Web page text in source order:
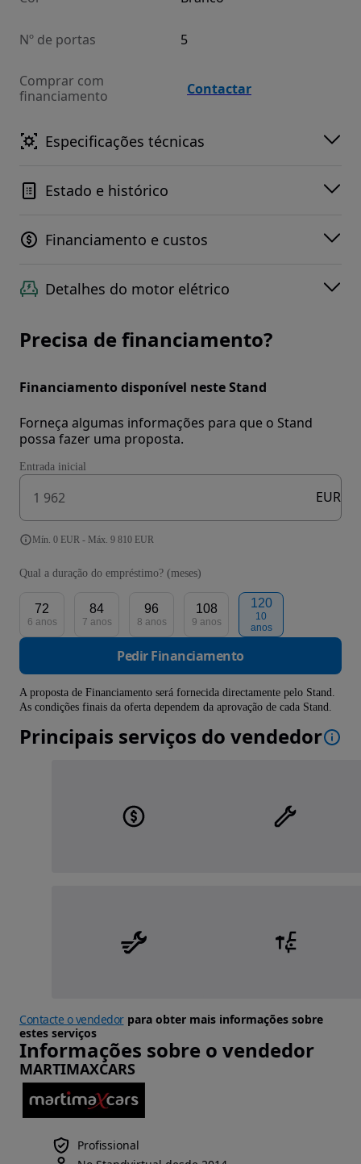
Nº de portas 5
Comprar com
financiamento
Contactar
Especificações técnicas
Estado e histórico
Financiamento e custos
Detalhes do motor elétrico
Precisa de financiamento?
Financiamento disponível neste Stand
Forneça algumas informações para que o Stand
possa fazer uma proposta.
Entrada inicial
EUR
Mín. 0 EUR - Máx. 9 810 EUR
Qual a duração do empréstimo? (meses)
72
6 anos
84
7 anos
96
8 anos
108
9 anos
120
10
anos
Pedir Financiamento
A proposta de Financiamento será fornecida directamente pelo Stand.
As condições finais da oferta dependem da aprovação de cada Stand.
Principais serviços do vendedor
Contacte o vendedorpara obter mais informações sobre
estes serviços
Informações sobre o vendedor
MARTIMAXCARS
Profissional